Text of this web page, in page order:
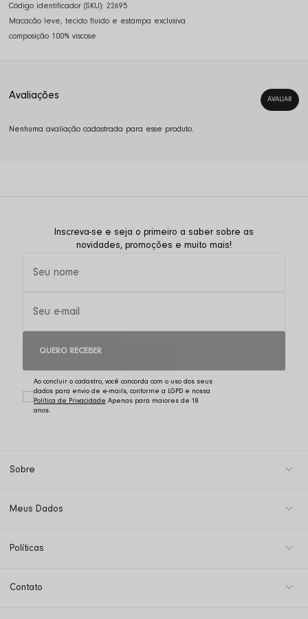
Código identificador (SKU): 22695
Macacão leve, tecido fluido e estampa exclusiva
composição 100% viscose
Nenhuma avaliação cadastrada para esse produto.
Inscreva-se e seja o primeiro a saber sobre as
novidades, promoções e muito mais!
QUERO RECEBER
Ao concluir o cadastro, você concorda com o uso dos seus
dados para envio de e-mails, conforme a LGPD e nossa
Política de Privacidade
Sobre
Meus Dados
Políticas
Contato